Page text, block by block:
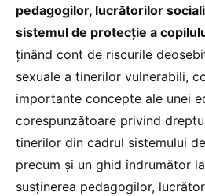
pedagogilor, lucrătorilor
sistemul de protecție a
ținând cont de riscurile
sexuale a tinerilor vulnerabili,
importante concepte ale unei
corespunzătoare privind
tinerilor din cadrul sistemului
precum și un ghid îndrumător
susținerea pedagogilor,